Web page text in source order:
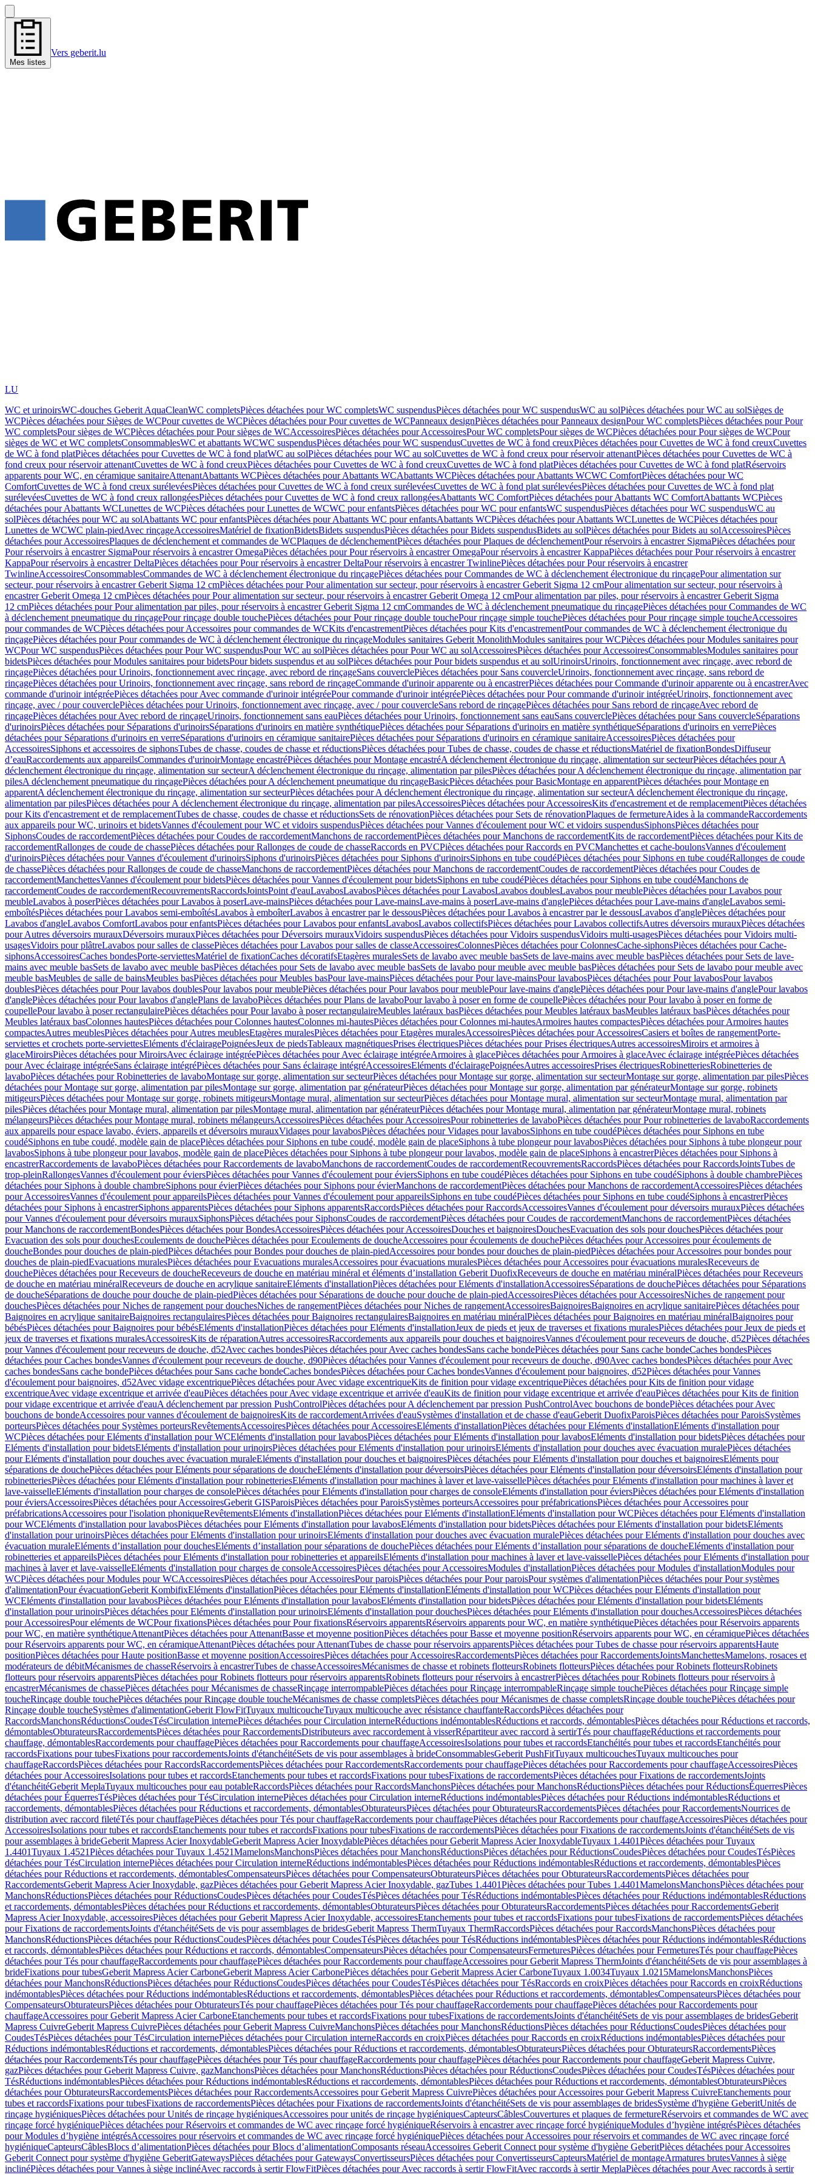
Mes listes
Vers geberit.lu
LU
WC et urinoirsWC-douches Geberit AquaCleanWC completsPièces détachées pour WC completsWC suspendusPièces détachées pour WC suspendusWC au solPièces détachées pour WC au solSièges de
WCPièces détachées pour Sièges de WCPour cuvettes de WCPièces détachées pour Pour cuvettes de WCPanneaux designPièces détachées pour Panneaux designPour WC completsPièces détachées pour Pour
WC completsPour sièges de WCPièces détachées pour Pour sièges de WCAccessoiresPièces détachées pour AccessoiresPour WC completsPour sièges de WCPièces détachées pour Pour sièges de WCPour
sièges de WC et WC completsConsommablesWC et abattants WCWC suspendusPièces détachées pour WC suspendusCuvettes de WC à fond creuxPièces détachées pour Cuvettes de WC à fond creuxCuvettes
de WC à fond platPièces détachées pour Cuvettes de WC à fond platWC au solPièces détachées pour WC au solCuvettes de WC à fond creux pour réservoir attenantPièces détachées pour Cuvettes de WC à
fond creux pour réservoir attenantCuvettes de WC à fond creuxPièces détachées pour Cuvettes de WC à fond creuxCuvettes de WC à fond platPièces détachées pour Cuvettes de WC à fond platRéservoirs
apparents pour WC, en céramique sanitaireAttenantAbattants WCPièces détachées pour Abattants WCAbattants WCPièces détachées pour Abattants WCWC ComfortPièces détachées pour WC
ComfortCuvettes de WC à fond creux surélevéesPièces détachées pour Cuvettes de WC à fond creux surélevéesCuvettes de WC à fond plat surélevéesPièces détachées pour Cuvettes de WC à fond plat
surélevéesCuvettes de WC à fond creux rallongéesPièces détachées pour Cuvettes de WC à fond creux rallongéesAbattants WC ComfortPièces détachées pour Abattants WC ComfortAbattants WCPièces
détachées pour Abattants WCLunettes de WCPièces détachées pour Lunettes de WCWC pour enfantsPièces détachées pour WC pour enfantsWC suspendusPièces détachées pour WC suspendusWC au
solPièces détachées pour WC au solAbattants WC pour enfantsPièces détachées pour Abattants WC pour enfantsAbattants WCPièces détachées pour Abattants WCLunettes de WCPièces détachées pour
Lunettes de WCWC plain-piedAvec rinçageAccessoiresMatériel de fixationBidetsBidets suspendusPièces détachées pour Bidets suspendusBidets au solPièces détachées pour Bidets au solAccessoiresPièces
détachées pour AccessoiresPlaques de déclenchement et commandes de WCPlaques de déclenchementPièces détachées pour Plaques de déclenchementPour réservoirs à encastrer SigmaPièces détachées pour
Pour réservoirs à encastrer SigmaPour réservoirs à encastrer OmegaPièces détachées pour Pour réservoirs à encastrer OmegaPour réservoirs à encastrer KappaPièces détachées pour Pour réservoirs à encastrer
KappaPour réservoirs à encastrer DeltaPièces détachées pour Pour réservoirs à encastrer DeltaPour réservoirs à encastrer TwinlinePièces détachées pour Pour réservoirs à encastrer
TwinlineAccessoiresConsommablesCommandes de WC à déclenchement électronique du rinçagePièces détachées pour Commandes de WC à déclenchement électronique du rinçagePour alimentation sur
secteur, pour réservoirs à encastrer Geberit Sigma 12 cmPièces détachées pour Pour alimentation sur secteur, pour réservoirs à encastrer Geberit Sigma 12 cmPour alimentation sur secteur, pour réservoirs à
encastrer Geberit Omega 12 cmPièces détachées pour Pour alimentation sur secteur, pour réservoirs à encastrer Geberit Omega 12 cmPour alimentation par piles, pour réservoirs à encastrer Geberit Sigma
12 cmPièces détachées pour Pour alimentation par piles, pour réservoirs à encastrer Geberit Sigma 12 cmCommandes de WC à déclenchement pneumatique du rinçagePièces détachées pour Commandes de WC
à déclenchement pneumatique du rinçagePour rinçage double touchePièces détachées pour Pour rinçage double touchePour rinçage simple touchePièces détachées pour Pour rinçage simple toucheAccessoires
pour commandes de WCPièces détachées pour Accessoires pour commandes de WCKits d'encastrementPièces détachées pour Kits d'encastrementPour commandes de WC à déclenchement électronique du
rinçagePièces détachées pour Pour commandes de WC à déclenchement électronique du rinçageModules sanitaires Geberit MonolithModules sanitaires pour WCPièces détachées pour Modules sanitaires pour
WCPour WC suspendusPièces détachées pour Pour WC suspendusPour WC au solPièces détachées pour Pour WC au solAccessoiresPièces détachées pour AccessoiresConsommablesModules sanitaires pour
bidetsPièces détachées pour Modules sanitaires pour bidetsPour bidets suspendus et au solPièces détachées pour Pour bidets suspendus et au solUrinoirsUrinoirs, fonctionnement avec rinçage, avec rebord de
rinçagePièces détachées pour Urinoirs, fonctionnement avec rinçage, avec rebord de rinçageSans couverclePièces détachées pour Sans couvercleUrinoirs, fonctionnement avec rinçage, sans rebord de
rinçagePièces détachées pour Urinoirs, fonctionnement avec rinçage, sans rebord de rinçageCommande d'urinoir apparente ou à encastrerPièces détachées pour Commande d'urinoir apparente ou à encastrerAvec
commande d'urinoir intégréePièces détachées pour Avec commande d'urinoir intégréePour commande d'urinoir intégréePièces détachées pour Pour commande d'urinoir intégréeUrinoirs, fonctionnement avec
rinçage, avec / pour couverclePièces détachées pour Urinoirs, fonctionnement avec rinçage, avec / pour couvercleSans rebord de rinçagePièces détachées pour Sans rebord de rinçageAvec rebord de
rinçagePièces détachées pour Avec rebord de rinçageUrinoirs, fonctionnement sans eauPièces détachées pour Urinoirs, fonctionnement sans eauSans couverclePièces détachées pour Sans couvercleSéparations
d'urinoirsPièces détachées pour Séparations d'urinoirsSéparations d'urinoirs en matière synthétiquePièces détachées pour Séparations d'urinoirs en matière synthétiqueSéparations d'urinoirs en verrePièces
détachées pour Séparations d'urinoirs en verreSéparations d'urinoirs en céramique sanitairePièces détachées pour Séparations d'urinoirs en céramique sanitaireAccessoiresPièces détachées pour
AccessoiresSiphons et accessoires de siphonsTubes de chasse, coudes de chasse et réductionsPièces détachées pour Tubes de chasse, coudes de chasse et réductionsMatériel de fixationBondesDiffuseur
d’eauRaccordements aux appareilsCommandes d'urinoirMontage encastréPièces détachées pour Montage encastréA déclenchement électronique du rinçage, alimentation sur secteurPièces détachées pour A
déclenchement électronique du rinçage, alimentation sur secteurA déclenchement électronique du rinçage, alimentation par pilesPièces détachées pour A déclenchement électronique du rinçage, alimentation par
pilesA déclenchement pneumatique du rinçagePièces détachées pour A déclenchement pneumatique du rinçageBasicPièces détachées pour BasicMontage en apparentPièces détachées pour Montage en
apparentA déclenchement électronique du rinçage, alimentation sur secteurPièces détachées pour A déclenchement électronique du rinçage, alimentation sur secteurA déclenchement électronique du rinçage,
alimentation par pilesPièces détachées pour A déclenchement électronique du rinçage, alimentation par pilesAccessoiresPièces détachées pour AccessoiresKits d'encastrement et de remplacementPièces détachées
pour Kits d'encastrement et de remplacementTubes de chasse, coudes de chasse et réductionsSets de rénovationPièces détachées pour Sets de rénovationPlaques de fermetureAides à la commandeRaccordements
aux appareils pour WC, urinoirs et bidetsVannes d'écoulement pour WC et vidoirs suspendusPièces détachées pour Vannes d'écoulement pour WC et vidoirs suspendusSiphonsPièces détachées pour
SiphonsCoudes de raccordementPièces détachées pour Coudes de raccordementManchons de raccordementPièces détachées pour Manchons de raccordementKits de raccordementPièces détachées pour Kits de
raccordementRallonges de coude de chassePièces détachées pour Rallonges de coude de chasseRaccords en PVCPièces détachées pour Raccords en PVCManchettes et cache-boulonsVannes d'écoulement
d'urinoirsPièces détachées pour Vannes d'écoulement d'urinoirsSiphons d'urinoirsPièces détachées pour Siphons d'urinoirsSiphons en tube coudéPièces détachées pour Siphons en tube coudéRallonges de coude
de chassePièces détachées pour Rallonges de coude de chasseManchons de raccordementPièces détachées pour Manchons de raccordementCoudes de raccordementPièces détachées pour Coudes de
raccordementManchettesVannes d'écoulement pour bidetsPièces détachées pour Vannes d'écoulement pour bidetsSiphons en tube coudéPièces détachées pour Siphons en tube coudéManchons de
raccordementCoudes de raccordementRecouvrementsRaccordsJointsPoint d'eauLavabosLavabosPièces détachées pour LavabosLavabos doublesLavabos pour meublePièces détachées pour Lavabos pour
meubleLavabos à poserPièces détachées pour Lavabos à poserLave-mainsPièces détachées pour Lave-mainsLave-mains à poserLave-mains d'anglePièces détachées pour Lave-mains d'angleLavabos semi-
emboîtésPièces détachées pour Lavabos semi-emboîtésLavabos à emboîterLavabos à encastrer par le dessousPièces détachées pour Lavabos à encastrer par le dessousLavabos d'anglePièces détachées pour
Lavabos d'angleLavabos ComfortLavabos pour enfantsPièces détachées pour Lavabos pour enfantsLavabosLavabos collectifsPièces détachées pour Lavabos collectifsAutres déversoirs murauxPièces détachées
pour Autres déversoirs murauxDéversoirs murauxPièces détachées pour Déversoirs murauxVidoirs suspendusPièces détachées pour Vidoirs suspendusVidoirs multi-usagesPièces détachées pour Vidoirs multi-
usagesVidoirs pour plâtreLavabos pour salles de classePièces détachées pour Lavabos pour salles de classeAccessoiresColonnesPièces détachées pour ColonnesCache-siphonsPièces détachées pour Cache-
siphonsAccessoiresCaches bondesPorte-serviettesMatériel de fixationCaches décoratifsEtagères muralesSets de lavabo avec meuble basSets de lave-mains avec meuble basPièces détachées pour Sets de lave-
mains avec meuble basSets de lavabo avec meuble basPièces détachées pour Sets de lavabo avec meuble basSets de lavabo pour meuble avec meuble basPièces détachées pour Sets de lavabo pour meuble avec
meuble basMeubles de salle de bainsMeubles basPièces détachées pour Meubles basPour lave-mainsPièces détachées pour Pour lave-mainsPour lavabosPièces détachées pour Pour lavabosPour lavabos
doublesPièces détachées pour Pour lavabos doublesPour lavabos pour meublePièces détachées pour Pour lavabos pour meublePour lave-mains d'anglePièces détachées pour Pour lave-mains d'anglePour lavabos
d'anglePièces détachées pour Pour lavabos d'anglePlans de lavaboPièces détachées pour Plans de lavaboPour lavabo à poser en forme de coupellePièces détachées pour Pour lavabo à poser en forme de
coupellePour lavabo à poser rectangulairePièces détachées pour Pour lavabo à poser rectangulaireMeubles latéraux basPièces détachées pour Meubles latéraux basMeubles latéraux basPièces détachées pour
Meubles latéraux basColonnes hautesPièces détachées pour Colonnes hautesColonnes mi-hautesPièces détachées pour Colonnes mi-hautesArmoires hautes compactesPièces détachées pour Armoires hautes
compactesAutres meublesPièces détachées pour Autres meublesEtagères muralesPièces détachées pour Etagères muralesAccessoiresPièces détachées pour AccessoiresCasiers et boîtes de rangementPorte-
serviettes et crochets porte-serviettesEléments d'éclairagePoignéesJeux de piedsTableaux magnétiquesPrises électriquesPièces détachées pour Prises électriquesAutres accessoiresMiroirs et armoires à
glaceMiroirsPièces détachées pour MiroirsAvec éclairage intégréePièces détachées pour Avec éclairage intégréeArmoires à glacePièces détachées pour Armoires à glaceAvec éclairage intégréePièces détachées
pour Avec éclairage intégréeSans éclairage intégréPièces détachées pour Sans éclairage intégréAccessoiresEléments d'éclairagePoignéesAutres accessoiresPrises électriquesRobinetteriesRobinetteries de
lavaboPièces détachées pour Robinetteries de lavaboMontage sur gorge, alimentation sur secteurPièces détachées pour Montage sur gorge, alimentation sur secteurMontage sur gorge, alimentation par pilesPièces
détachées pour Montage sur gorge, alimentation par pilesMontage sur gorge, alimentation par générateurPièces détachées pour Montage sur gorge, alimentation par générateurMontage sur gorge, robinets
mitigeursPièces détachées pour Montage sur gorge, robinets mitigeursMontage mural, alimentation sur secteurPièces détachées pour Montage mural, alimentation sur secteurMontage mural, alimentation par
pilesPièces détachées pour Montage mural, alimentation par pilesMontage mural, alimentation par générateurPièces détachées pour Montage mural, alimentation par générateurMontage mural, robinets
mélangeursPièces détachées pour Montage mural, robinets mélangeursAccessoiresPièces détachées pour AccessoiresPour robinetteries de lavaboPièces détachées pour Pour robinetteries de lavaboRaccordements
aux appareils pour espace lavabo, éviers, appareils et déversoirs murauxVidages pour lavabosPièces détachées pour Vidages pour lavabosSiphons en tube coudéPièces détachées pour Siphons en tube
coudéSiphons en tube coudé, modèle gain de placePièces détachées pour Siphons en tube coudé, modèle gain de placeSiphons à tube plongeur pour lavabosPièces détachées pour Siphons à tube plongeur pour
lavabosSiphons à tube plongeur pour lavabos, modèle gain de placePièces détachées pour Siphons à tube plongeur pour lavabos, modèle gain de placeSiphons à encastrerPièces détachées pour Siphons à
encastrerRaccordements de lavaboPièces détachées pour Raccordements de lavaboManchons de raccordementCoudes de raccordementRecouvrementsRaccordsPièces détachées pour RaccordsJointsTubes de
trop-pleinRallongesVannes d'écoulement pour éviersPièces détachées pour Vannes d'écoulement pour éviersSiphons en tube coudéPièces détachées pour Siphons en tube coudéSiphons à double chambrePièces
détachées pour Siphons à double chambreSiphons pour évierPièces détachées pour Siphons pour évierManchons de raccordementPièces détachées pour Manchons de raccordementAccessoiresPièces détachées
pour AccessoiresVannes d'écoulement pour appareilsPièces détachées pour Vannes d'écoulement pour appareilsSiphons en tube coudéPièces détachées pour Siphons en tube coudéSiphons à encastrerPièces
détachées pour Siphons à encastrerSiphons apparentsPièces détachées pour Siphons apparentsRaccordsPièces détachées pour RaccordsAccessoiresVannes d'écoulement pour déversoirs murauxPièces détachées
pour Vannes d'écoulement pour déversoirs murauxSiphonsPièces détachées pour SiphonsCoudes de raccordementPièces détachées pour Coudes de raccordementManchons de raccordementPièces détachées
pour Manchons de raccordementBondesPièces détachées pour BondesAccessoiresPièces détachées pour AccessoiresDouches et baignoiresDouchesEvacuation des sols pour douchesPièces détachées pour
Evacuation des sols pour douchesEcoulements de douchePièces détachées pour Ecoulements de doucheAccessoires pour écoulements de douchePièces détachées pour Accessoires pour écoulements de
doucheBondes pour douches de plain-piedPièces détachées pour Bondes pour douches de plain-piedAccessoires pour bondes pour douches de plain-piedPièces détachées pour Accessoires pour bondes pour
douches de plain-piedEvacuations muralesPièces détachées pour Evacuations muralesAccessoires pour évacuations muralesPièces détachées pour Accessoires pour évacuations muralesReceveurs de
douchePièces détachées pour Receveurs de doucheReceveurs de douche en matériau minéral et éléments d’installation Geberit DuofixReceveurs de douche en matériau minéralPièces détachées pour Receveurs
de douche en matériau minéralReceveurs de douche en acrylique sanitaireEléments d'installationPièces détachées pour Eléments d'installationAccessoiresSéparations de douchePièces détachées pour Séparations
de doucheSéparations de douche pour douche de plain-piedPièces détachées pour Séparations de douche pour douche de plain-piedAccessoiresPièces détachées pour AccessoiresNiches de rangement pour
douchesPièces détachées pour Niches de rangement pour douchesNiches de rangementPièces détachées pour Niches de rangementAccessoiresBaignoiresBaignoires en acrylique sanitairePièces détachées pour
Baignoires en acrylique sanitaireBaignoires rectangulairesPièces détachées pour Baignoires rectangulairesBaignoires en matériau minéralPièces détachées pour Baignoires en matériau minéralBaignoires pour
bébésPièces détachées pour Baignoires pour bébésEléments d'installationPièces détachées pour Eléments d'installationJeux de pieds et jeux de traverses et fixations muralesPièces détachées pour Jeux de pieds et
jeux de traverses et fixations muralesAccessoiresKits de réparationAutres accessoiresRaccordements aux appareils pour douches et baignoiresVannes d'écoulement pour receveurs de douche, d52Pièces détachées
pour Vannes d'écoulement pour receveurs de douche, d52Avec caches bondesPièces détachées pour Avec caches bondesSans cache bondePièces détachées pour Sans cache bondeCaches bondesPièces
détachées pour Caches bondesVannes d'écoulement pour receveurs de douche, d90Pièces détachées pour Vannes d'écoulement pour receveurs de douche, d90Avec caches bondesPièces détachées pour Avec
caches bondesSans cache bondePièces détachées pour Sans cache bondeCaches bondesPièces détachées pour Caches bondesVannes d'écoulement pour baignoires, d52Pièces détachées pour Vannes
d'écoulement pour baignoires, d52Avec vidage excentriquePièces détachées pour Avec vidage excentriqueKits de finition pour vidage excentriquePièces détachées pour Kits de finition pour vidage
excentriqueAvec vidage excentrique et arrivée d'eauPièces détachées pour Avec vidage excentrique et arrivée d'eauKits de finition pour vidage excentrique et arrivée d'eauPièces détachées pour Kits de finition
pour vidage excentrique et arrivée d'eauA déclenchement par pression PushControlPièces détachées pour A déclenchement par pression PushControlAvec bouchons de bondePièces détachées pour Avec
bouchons de bondeAccessoires pour vannes d'écoulement de baignoiresKits de raccordementArrivées d'eauSystèmes d'installation et de chasse d'eauGeberit DuofixParoisPièces détachées pour ParoisSystèmes
porteursPièces détachées pour Systèmes porteursRevêtementsAccessoiresPièces détachées pour AccessoiresEléments d'installationPièces détachées pour Eléments d'installationEléments d'installation pour
WCPièces détachées pour Eléments d'installation pour WCEléments d'installation pour lavabosPièces détachées pour Eléments d'installation pour lavabosEléments d'installation pour bidetsPièces détachées pour
Eléments d'installation pour bidetsEléments d'installation pour urinoirsPièces détachées pour Eléments d'installation pour urinoirsEléments d'installation pour douches avec évacuation muralePièces détachées
pour Eléments d'installation pour douches avec évacuation muraleEléments d'installation pour douches et baignoiresPièces détachées pour Eléments d'installation pour douches et baignoiresEléments pour
séparations de douchePièces détachées pour Eléments pour séparations de doucheEléments d'installation pour déversoirsPièces détachées pour Eléments d'installation pour déversoirsEléments d'installation pour
robinetteriesPièces détachées pour Eléments d'installation pour robinetteriesEléments d'installation pour machines à laver et lave-vaissellePièces détachées pour Eléments d'installation pour machines à laver et
lave-vaisselleEléments d'installation pour charges de consolePièces détachées pour Eléments d'installation pour charges de consoleEléments d'installation pour éviersPièces détachées pour Eléments d'installation
pour éviersAccessoiresPièces détachées pour AccessoiresGeberit GISParoisPièces détachées pour ParoisSystèmes porteursAccessoires pour préfabricationsPièces détachées pour Accessoires pour
préfabricationsAccessoires pour l'isolation phoniqueRevêtementsEléments d'installationPièces détachées pour Eléments d'installationEléments d'installation pour WCPièces détachées pour Eléments d'installation
pour WCEléments d'installation pour lavabosPièces détachées pour Eléments d'installation pour lavabosEléments d'installation pour bidetsPièces détachées pour Eléments d'installation pour bidetsEléments
d'installation pour urinoirsPièces détachées pour Eléments d'installation pour urinoirsEléments d'installation pour douches avec évacuation muralePièces détachées pour Eléments d'installation pour douches avec
évacuation muraleEléments d’installation pour douchesEléments d’installation pour séparations de douchePièces détachées pour Eléments d’installation pour séparations de doucheEléments d'installation pour
robinetteries et appareilsPièces détachées pour Eléments d'installation pour robinetteries et appareilsEléments d'installation pour machines à laver et lave-vaissellePièces détachées pour Eléments d'installation pour
machines à laver et lave-vaisselleEléments d'installation pour charges de consoleAccessoiresPièces détachées pour AccessoiresModules d'installationPièces détachées pour Modules d'installationModules pour
WCPièces détachées pour Modules pour WCAccessoiresPièces détachées pour AccessoiresPour paroisPièces détachées pour Pour paroisPour systèmes d'alimentationPièces détachées pour Pour systèmes
d'alimentationPour évacuationGeberit KombifixEléments d'installationPièces détachées pour Eléments d'installationEléments d'installation pour WCPièces détachées pour Eléments d'installation pour
WCEléments d'installation pour lavabosPièces détachées pour Eléments d'installation pour lavabosEléments d'installation pour bidetsPièces détachées pour Eléments d'installation pour bidetsEléments
d'installation pour urinoirsPièces détachées pour Eléments d'installation pour urinoirsEléments d'installation pour douchesPièces détachées pour Eléments d'installation pour douchesAccessoiresPièces détachées
pour AccessoiresPour eléments de WCPour fixationsPièces détachées pour Pour fixationsRéservoirs apparentsRéservoirs apparents pour WC, en matière synthétiquePièces détachées pour Réservoirs apparents
pour WC, en matière synthétiqueAttenantPièces détachées pour AttenantBasse et moyenne positionPièces détachées pour Basse et moyenne positionRéservoirs apparents pour WC, en céramiquePièces détachées
pour Réservoirs apparents pour WC, en céramiqueAttenantPièces détachées pour AttenantTubes de chasse pour réservoirs apparentsPièces détachées pour Tubes de chasse pour réservoirs apparentsHaute
positionPièces détachées pour Haute positionBasse et moyenne positionAccessoiresPièces détachées pour AccessoiresRaccordementsPièces détachées pour RaccordementsJointsManchettesMamelons, rosaces et
modérateurs de débitMécanismes de chasseRéservoirs à encastrerTubes de chasseAccessoiresMécanismes de chasse et robinets flotteursRobinets flotteursPièces détachées pour Robinets flotteursRobinets
flotteurs pour réservoirs apparentsPièces détachées pour Robinets flotteurs pour réservoirs apparentsRobinets flotteurs pour réservoirs à encastrerPièces détachées pour Robinets flotteurs pour réservoirs à
encastrerMécanismes de chassePièces détachées pour Mécanismes de chasseRinçage interrompablePièces détachées pour Rinçage interrompableRinçage simple touchePièces détachées pour Rinçage simple
toucheRinçage double touchePièces détachées pour Rinçage double toucheMécanismes de chasse completsPièces détachées pour Mécanismes de chasse completsRinçage double touchePièces détachées pour
Rinçage double toucheSystèmes d'alimentationGeberit FlowFitTuyaux multicoucheTuyaux multicouche avec résistance chauffanteRaccordsPièces détachées pour
RaccordsManchonsRéductionsCoudesTésCirculation internePièces détachées pour Circulation interneRéductions indémontablesRéductions et raccords, démontablesPièces détachées pour Réductions et raccords,
démontablesObturateursRaccordementsPièces détachées pour RaccordementsDistributeurs avec raccordement à visserRépartiteur avec raccord à sertirTés pour chauffageRéductions et raccordements pour
chauffage, démontablesRaccordements pour chauffagePièces détachées pour Raccordements pour chauffageAccessoiresIsolations pour tubes et raccordsEtanchéités pour tubes et raccordsEtanchéités pour
raccordsFixations pour tubesFixations pour raccordementsJoints d'étanchéitéSets de vis pour assemblages à brideConsommablesGeberit PushFitTuyaux multicouchesTuyaux multicouches pour
chauffageRaccordsPièces détachées pour RaccordsRaccordementsPièces détachées pour RaccordementsRaccordements pour chauffagePièces détachées pour Raccordements pour chauffageAccessoiresPièces
détachées pour AccessoiresIsolations pour tubes et raccordsEtanchements pour tubes et raccordsFixations pour tubesFixations de raccordementsPièces détachées pour Fixations de raccordementsJoints
d'étanchéitéGeberit MeplaTuyaux multicouches pour eau potableRaccordsPièces détachées pour RaccordsManchonsPièces détachées pour ManchonsRéductionsPièces détachées pour RéductionsÉquerresPièces
détachées pour ÉquerresTésPièces détachées pour TésCirculation internePièces détachées pour Circulation interneRéductions indémontablesPièces détachées pour Réductions indémontablesRéductions et
raccordements, démontablesPièces détachées pour Réductions et raccordements, démontablesObturateursPièces détachées pour ObturateursRaccordementsPièces détachées pour RaccordementsNourrices de
distribution avec raccord filetéTés pour chauffagePièces détachées pour Tés pour chauffageRaccordements pour chauffagePièces détachées pour Raccordements pour chauffageAccessoiresPièces détachées pour
AccessoiresIsolations pour tubes et raccordsEtanchements pour tubes et raccordsFixations pour tubesFixations de raccordementsPièces détachées pour Fixations de raccordementsJoints d'étanchéitéSets de vis
pour assemblages à brideGeberit Mapress Acier InoxydableGeberit Mapress Acier InoxydablePièces détachées pour Geberit Mapress Acier InoxydableTuyaux 1.4401Pièces détachées pour Tuyaux
1.4401Tuyaux 1.4521Pièces détachées pour Tuyaux 1.4521MamelonsManchonsPièces détachées pour ManchonsRéductionsPièces détachées pour RéductionsCoudesPièces détachées pour CoudesTésPièces
détachées pour TésCirculation internePièces détachées pour Circulation interneRéductions indémontablesPièces détachées pour Réductions indémontablesRéductions et raccordements, démontablesPièces
détachées pour Réductions et raccordements, démontablesCompensateursPièces détachées pour CompensateursObturateursPièces détachées pour ObturateursRaccordementsPièces détachées pour
RaccordementsGeberit Mapress Acier Inoxydable, gazPièces détachées pour Geberit Mapress Acier Inoxydable, gazTubes 1.4401Pièces détachées pour Tubes 1.4401MamelonsManchonsPièces détachées pour
ManchonsRéductionsPièces détachées pour RéductionsCoudesPièces détachées pour CoudesTésPièces détachées pour TésRéductions indémontablesPièces détachées pour Réductions indémontablesRéductions
et raccordements, démontablesPièces détachées pour Réductions et raccordements, démontablesObturateursPièces détachées pour ObturateursRaccordementsPièces détachées pour RaccordementsGeberit
Mapress Acier Inoxydable, accessoiresPièces détachées pour Geberit Mapress Acier Inoxydable, accessoiresEtanchements pour tubes et raccordsFixations pour tubesFixations de raccordementsPièces détachées
pour Fixations de raccordementsJoints d'étanchéitéSets de vis pour assemblages de bridesGeberit Mapress ThermTuyaux ThermRaccordsPièces détachées pour RaccordsManchonsPièces détachées pour
ManchonsRéductionsPièces détachées pour RéductionsCoudesPièces détachées pour CoudesTésPièces détachées pour TésRéductions indémontablesPièces détachées pour Réductions indémontablesRéductions
et raccords, démontablesPièces détachées pour Réductions et raccords, démontablesCompensateursPièces détachées pour CompensateursFermeturesPièces détachées pour FermeturesTés pour chauffagePièces
détachées pour Tés pour chauffageRaccordements pour chauffagePièces détachées pour Raccordements pour chauffageAccessoires pour Geberit Mapress ThermJoints d'étanchéitéSets de vis pour assemblages à
brideFixations pour tubesGeberit Mapress Acier CarboneGeberit Mapress Acier CarbonePièces détachées pour Geberit Mapress Acier CarboneTuyaux 1.0034Tuyaux 1.0215MamelonsManchonsPièces
détachées pour ManchonsRéductionsPièces détachées pour RéductionsCoudesPièces détachées pour CoudesTésPièces détachées pour TésRaccords en croixPièces détachées pour Raccords en croixRéductions
indémontablesPièces détachées pour Réductions indémontablesRéductions et raccordements, démontablesPièces détachées pour Réductions et raccordements, démontablesCompensateursPièces détachées pour
CompensateursObturateursPièces détachées pour ObturateursTés pour chauffagePièces détachées pour Tés pour chauffageRaccordements pour chauffagePièces détachées pour Raccordements pour
chauffageAccessoires pour Geberit Mapress Acier CarboneEtanchements pour tubes et raccordsFixations pour tubesFixations de raccordementsJoints d'étanchéitéSets de vis pour assemblages de bridesGeberit
Mapress CuivreGeberit Mapress CuivrePièces détachées pour Geberit Mapress CuivreManchonsPièces détachées pour ManchonsRéductionsPièces détachées pour RéductionsCoudesPièces détachées pour
CoudesTésPièces détachées pour TésCirculation internePièces détachées pour Circulation interneRaccords en croixPièces détachées pour Raccords en croixRéductions indémontablesPièces détachées pour
Réductions indémontablesRéductions et raccordements, démontablesPièces détachées pour Réductions et raccordements, démontablesObturateursPièces détachées pour ObturateursRaccordementsPièces
détachées pour RaccordementsTés pour chauffagePièces détachées pour Tés pour chauffageRaccordements pour chauffagePièces détachées pour Raccordements pour chauffageGeberit Mapress Cuivre,
gazPièces détachées pour Geberit Mapress Cuivre, gazManchonsPièces détachées pour ManchonsRéductionsPièces détachées pour RéductionsCoudesPièces détachées pour CoudesTésPièces détachées pour
TésRéductions indémontablesPièces détachées pour Réductions indémontablesRéductions et raccordements, démontablesPièces détachées pour Réductions et raccordements, démontablesObturateursPièces
détachées pour ObturateursRaccordementsPièces détachées pour RaccordementsAccessoires pour Geberit Mapress CuivrePièces détachées pour Accessoires pour Geberit Mapress CuivreEtanchements pour
tubes et raccordsFixations pour tubesFixations de raccordementsPièces détachées pour Fixations de raccordementsJoints d'étanchéitéSets de vis pour assemblages de bridesSystème d'hygiène GeberitUnités de
rinçage hygiéniquesPièces détachées pour Unités de rinçage hygiéniquesAccessoires pour unités de rinçage hygiéniquesCapteursCâblesCouvertures et plaques de fermetureRéservoirs et commandes de WC avec
rinçage forcé hygiéniquePièces détachées pour Réservoirs et commandes de WC avec rinçage forcé hygiéniqueRéservoirs à encastrer avec rinçage forcé hygiéniqueModules d’hygiène intégrésPièces détachées
pour Modules d’hygiène intégrésAccessoires pour réservoirs et commandes de WC avec rinçage forcé hygiéniquePièces détachées pour Accessoires pour réservoirs et commandes de WC avec rinçage forcé
hygiéniqueCapteursCâblesBlocs d’alimentationPièces détachées pour Blocs d’alimentationComposants réseauAccessoires Geberit Connect pour système d'hygiène GeberitPièces détachées pour Accessoires
Geberit Connect pour système d'hygiène GeberitGatewaysPièces détachées pour GatewaysConvertisseursPièces détachées pour ConvertisseursCapteursMatériel de montageArmatures brutesVannes à siège
inclinéPièces détachées pour Vannes à siège inclinéAvec raccords à sertir FlowFitPièces détachées pour Avec raccords à sertir FlowFitAvec raccords à sertir MeplaPièces détachées pour Avec raccords à sertir